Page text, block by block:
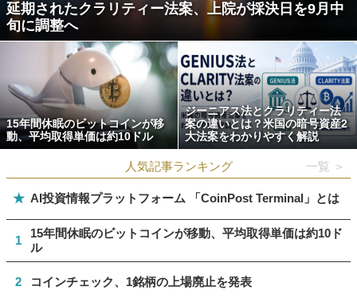
延期されたクラリティー法案、上院が採決日を9月中
旬に調整へ
15年間休眠のビットコインが移
動、平均取得単価は約10ドル
ジーニアス法とクラリティー法
案の違いとは？米国の暗号資産2
大法案をわかりやすく解説
人気記事ランキング 一覧 ＞
★ AI投資情報プラットフォーム 「CoinPost Terminal」とは
1
15年間休眠のビットコインが移動、平均取得単価は約10ド
ル
2 コインチェック、1銘柄の上場廃止を発表